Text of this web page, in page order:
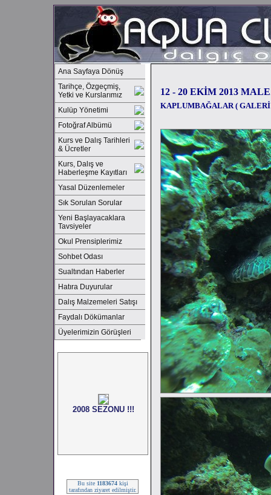
Ana Sayfaya Dönüş
Tarihçe, Özgeçmiş,
Yetki ve Kurslarımız
Kulüp Yönetimi
Fotoğraf Albümü
Kurs ve Dalış Tarihleri
& Ücretler
Kurs, Dalış ve
Haberleşme Kayıtları
Yasal Düzenlemeler
Sık Sorulan Sorular
Yeni Başlayacaklara
Tavsiyeler
Okul Prensiplerimiz
Sohbet Odası
Sualtından Haberler
Hatıra Duyurular
Dalış Malzemeleri Satışı
Faydalı Dökümanlar
Üyelerimizin Görüşleri
2008 SEZONU !!!
Bu site 1183674kişi
tarafından ziyaret edilmiştir.
12 - 20 EKİM 2013
KAPLUMBAĞALAR ( GALERİ